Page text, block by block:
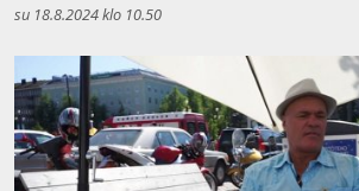
su 18.8.2024 klo 10.50